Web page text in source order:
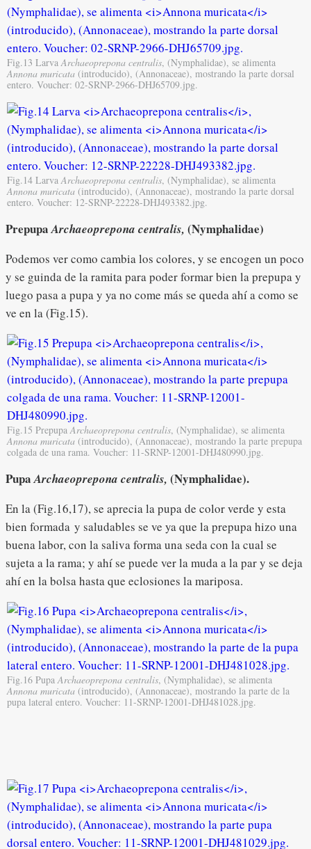
Fig.13 LarvaArchaeoprepona centralis, (Nymphalidae), se alimenta
Annona muricata (introducido), (Annonaceae), mostrando la parte dorsal
entero. Voucher: 02-SRNP-2966-DHJ65709.jpg.
Fig.14 LarvaArchaeoprepona centralis, (Nymphalidae), se alimenta
Annona muricata (introducido), (Annonaceae), mostrando la parte dorsal
entero. Voucher: 12-SRNP-22228-DHJ493382.jpg.
PrepupaArchaeoprepona centralis, (Nymphalidae)
Podemos ver como cambia los colores, y se encogen un poco
y se guinda de la ramita para poder formar bien la prepupa y
luego pasa a pupa y ya no come más se queda ahí a como se
ve en la (Fig.15).
Fig.15 PrepupaArchaeoprepona centralis, (Nymphalidae), se alimenta
Annona muricata (introducido), (Annonaceae), mostrando la parte prepupa
colgada de una rama. Voucher: 11-SRNP-12001-DHJ480990.jpg.
PupaArchaeoprepona centralis, (Nymphalidae).
En la (Fig.16,17), se aprecia la pupa de color verde y esta
bien formada y saludables se ve ya que la prepupa hizo una
buena labor, con la saliva forma una seda con la cual se
sujeta a la rama; y ahí se puede ver la muda a la par y se deja
ahí en la bolsa hasta que eclosiones la mariposa.
Fig.16 PupaArchaeoprepona centralis, (Nymphalidae), se alimenta
Annona muricata (introducido), (Annonaceae), mostrando la parte de la
pupa lateral entero. Voucher: 11-SRNP-12001-DHJ481028.jpg.